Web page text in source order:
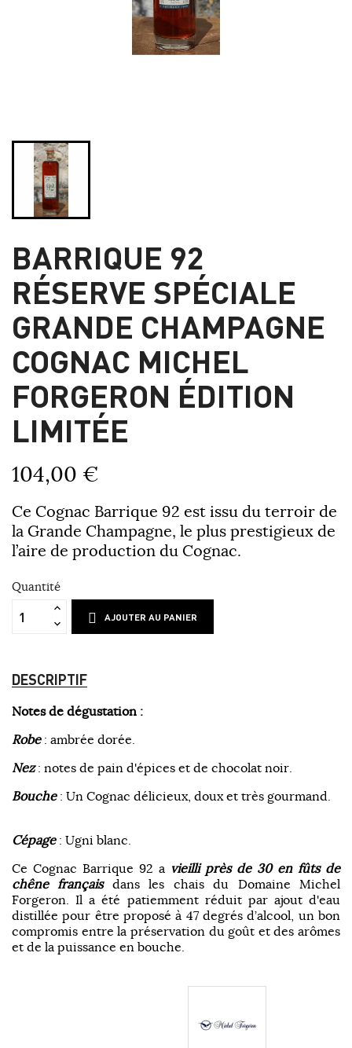
BARRIQUE 92
RÉSERVE SPÉCIALE
GRANDE CHAMPAGNE
COGNAC MICHEL
FORGERON ÉDITION
LIMITÉE
104,00 €
Ce Cognac Barrique 92 est issu du terroir de
la Grande Champagne, le plus prestigieux de
l’aire de production du Cognac.
Quantité
AJOUTER AU PANIER
DESCRIPTIF
Notes de dégustation :
Robe: ambrée dorée.
Nez: notes de pain d'épices et de chocolat noir.
Bouche: Un Cognac délicieux, doux et très gourmand.
Cépage: Ugni blanc.
Ce Cognac Barrique 92 a vieilli près de 30 en fûts de
chêne françaisdans les chais du Domaine Michel
Forgeron. Il a été patiemment réduit par ajout d'eau
distillée pour être proposé à 47 degrés d’alcool, un bon
compromis entre la préservation du goût et des arômes
et de la puissance en bouche.